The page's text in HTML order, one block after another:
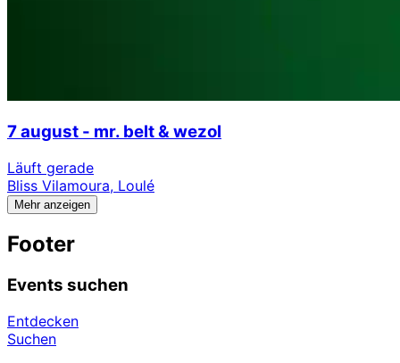
7 august - mr. belt & wezol
Läuft gerade
Bliss Vilamoura, Loulé
Mehr anzeigen
Footer
Events suchen
Entdecken
Suchen